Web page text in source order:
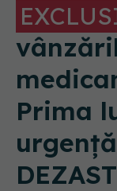
Prima